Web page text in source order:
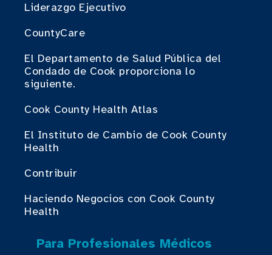
Liderazgo Ejecutivo
CountyCare
El Departamento de Salud Pública del
Condado de Cook proporciona lo
siguiente.
Cook County Health Atlas
El Instituto de Cambio de Cook County
Health
Contribuir
Haciendo Negocios con Cook County
Health
Para Profesionales Médicos